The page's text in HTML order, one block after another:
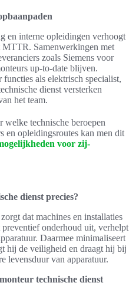
en interne opleidingen verhoogt
MTTR. Samenwerkingen met
zoals Siemens voor
up-to-date blijven.
als elektrisch specialist,
dienst versterken
het team.
technische beroepen
en opleidingsroutes kan men dit
voor zij-
dienst precies?
dat machines en installaties
onderhoud uit, verhelpt
Daarmee minimaliseert
hij de veiligheid en draagt hij bij
levensduur van apparatuur.
technische dienst